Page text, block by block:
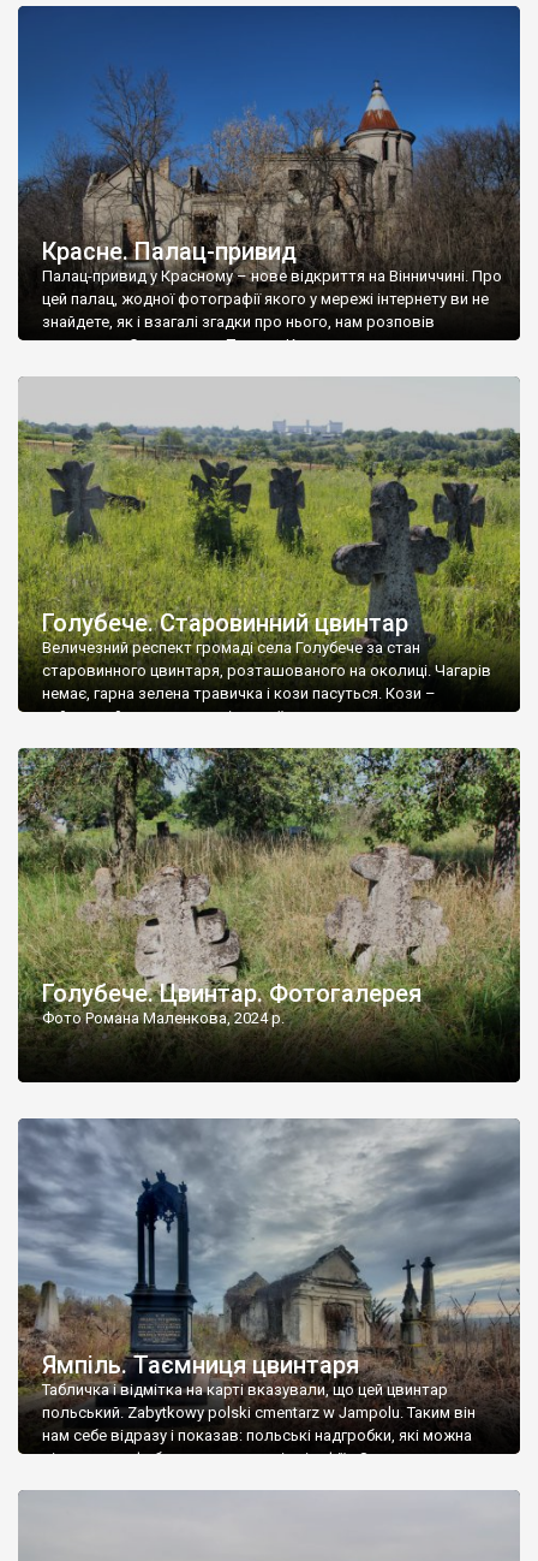
Красне. Палац-привид
Палац-привид у Красному – нове відкриття на Вінниччині. Про
цей палац, жодної фотографії якого у мережі інтернету ви не
знайдете, як і взагалі згадки про нього, нам розповів
мешканець Самгородка. Палац у Красному вразив не лише
Голубече. Старовинний цвинтар
Величезний респект громаді села Голубече за стан
старовинного цвинтаря, розташованого на околиці. Чагарів
немає, гарна зелена травичка і кози пасуться. Кози –
найкращий регулятор шкідливої, для старих кладовищ,
бруньками, кози ті бруньки обгризають, бо то улюблений
делікатес. На цвинтарі у Голубечому ціла колекція
різноманітних форм хрестів. Село відносно невелике, […]
Голубече. Цвинтар. Фотогалерея
Фото Романа Маленкова, 2024 р.
Ямпіль. Таємниця цвинтаря
Табличка і відмітка на карті вказували, що цей цвинтар
польський. Zabytkowy polski cmentarz w Jampolu. Таким він
нам себе відразу і показав: польські надгробки, які можна
віднести до фабричних, польські епітафії… Загалом цвинтар